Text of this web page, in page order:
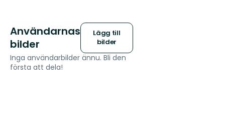
Användarnas
bilder
Lägg till
bilder
Inga användarbilder ännu. Bli den
första att dela!